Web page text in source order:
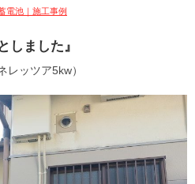
電池｜施工事例
しました』
ッツア5kw）